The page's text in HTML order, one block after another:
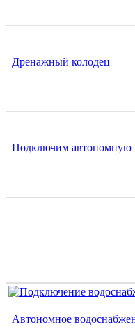
Дренажный колодец
Подключим
Автономное